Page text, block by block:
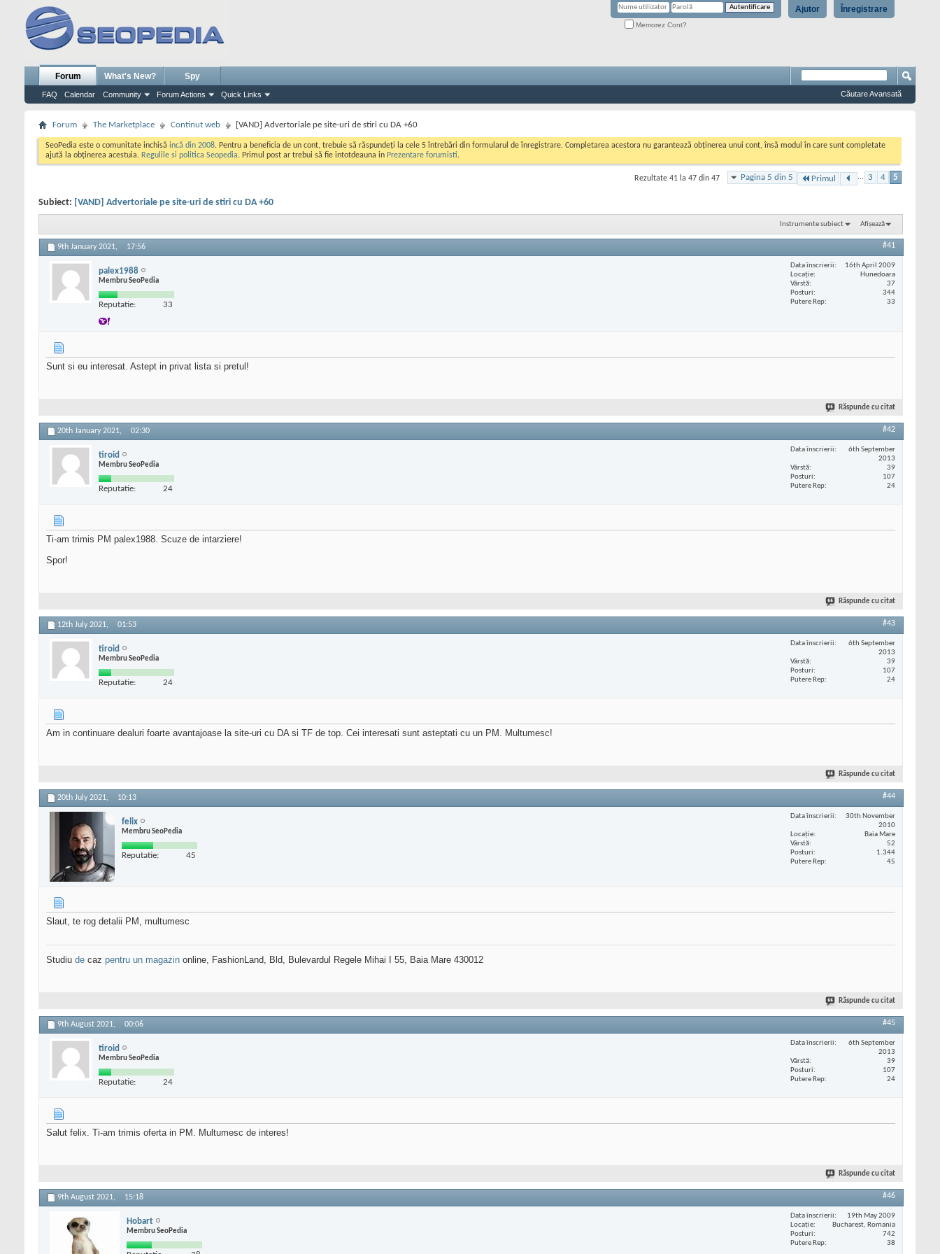
Înregistrare
Ajutor
Memorez Cont?
Forum
FAQ Calendar Community Forum Actions Quick Links
What's New? Spy
Căutare Avansată
Forum The Marketplace Continut web [VAND] Advertoriale pe site-uri de stiri cu DA +60
SeoPedia este o comunitate inchisă incă din 2008. Pentru a beneficia de un cont, trebuie să răspundeți la cele 5 întrebări din formularul de înregistrare. Completarea acestora nu garantează obținerea unui cont, însă modul în care sunt completate
ajută la obținerea acestuia. Regulile si politica Seopedia. Primul post ar trebui să fie intotdeauna in Prezentare forumisti.
Pagina 5 din 5 Primul ... 3 4 5
Rezultate 41 la 47 din 47
Subiect: [VAND] Advertoriale pe site-uri de stiri cu DA +60
Instrumente subiect Afișează
9th January 2021, 17:56 #41
palex1988
Membru SeoPedia
Reputatie: 33
Data înscrierii
16th April 2009
Locaţie
Hunedoara
Vârstă
37
Posturi
344
Putere Rep
33
Sunt si eu interesat. Astept in privat lista si pretul!
Răspunde cu citat
20th January 2021, 02:30 #42
tiroid
Membru SeoPedia
Reputatie: 24
Data înscrierii
6th September
2013
Vârstă
39
Posturi
107
Putere Rep
24
Ti-am trimis PM palex1988. Scuze de intarziere!
Spor!
Răspunde cu citat
12th July 2021, 01:53 #43
tiroid
Membru SeoPedia
Reputatie: 24
Data înscrierii
6th September
2013
Vârstă
39
Posturi
107
Putere Rep
24
Am in continuare dealuri foarte avantajoase la site-uri cu DA si TF de top. Cei interesati sunt asteptati cu un PM. Multumesc!
Răspunde cu citat
20th July 2021, 10:13 #44
felix
Membru SeoPedia
Reputatie: 45
Data înscrierii
30th November
2010
Locaţie
Baia Mare
Vârstă
52
Posturi
1.344
Putere Rep
45
Slaut, te rog detalii PM, multumesc
Studiu de caz pentru un magazin online, FashionLand, Bld, Bulevardul Regele Mihai I 55, Baia Mare 430012
Răspunde cu citat
9th August 2021, 00:06 #45
tiroid
Membru SeoPedia
Reputatie: 24
Data înscrierii
6th September
2013
Vârstă
39
Posturi
107
Putere Rep
24
Salut felix. Ti-am trimis oferta in PM. Multumesc de interes!
Răspunde cu citat
9th August 2021, 15:18 #46
Hobart
Membru SeoPedia
Data înscrierii
19th May 2009
Locaţie
Bucharest, Romania
Posturi
742
Putere Rep
38